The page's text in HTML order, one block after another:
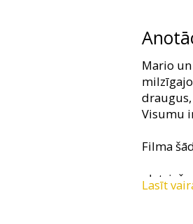
Mario
Visumu
Filma
- latviešu
Lasīt